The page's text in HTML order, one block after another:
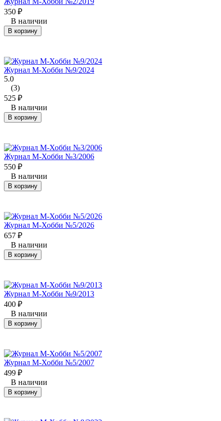
350 ₽
В наличии
В корзину
Журнал М-Хобби №9/2024
5.0
(3)
525 ₽
В наличии
В корзину
Журнал М-Хобби №3/2006
550 ₽
В наличии
В корзину
Журнал М-Хобби №5/2026
657 ₽
В наличии
В корзину
Журнал М-Хобби №9/2013
400 ₽
В наличии
В корзину
Журнал М-Хобби №5/2007
499 ₽
В наличии
В корзину